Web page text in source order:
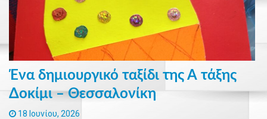
Ένα δημιουργικό ταξίδι της Α τάξης
Δοκίμι – Θεσσαλονίκη
18 Ιουνίου, 2026